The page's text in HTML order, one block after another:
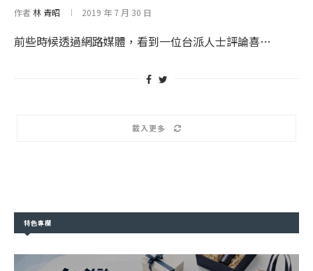
作者林 青昭 2019 年 7 月 30 日
前些時候透過網路媒體，看到一位台派人士評論喜…
載入更多
特色專欄